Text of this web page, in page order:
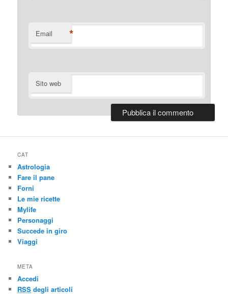
Email *
Sito web
CAT
Astrologia
Fare il pane
Forni
Le mie ricette
Mylife
Personaggi
Succede in giro
Viaggi
META
Accedi
RSS degli articoli